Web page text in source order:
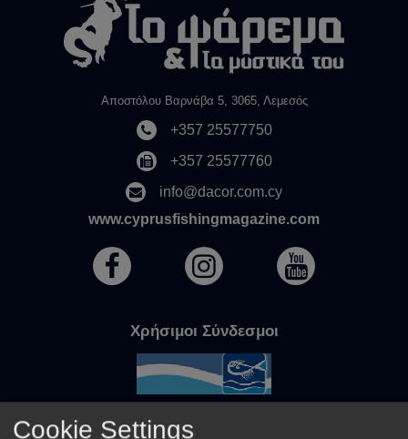
Αποστόλου Βαρνάβα 5, 3065, Λεμεσός
+357 25577750
+357 25577760
info@dacor.com.cy
www.cyprusfishingmagazine.com
Χρήσιμοι Σύνδεσμοι
Cookie Settings